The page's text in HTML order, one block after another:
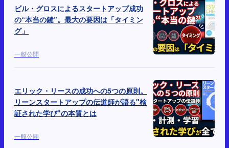
ビル・グロスによるスタートアップ成功
の“本当の鍵”。最大の要因は「タイミン
グ」
一般公開
エリック・リースの成功への5つの原則。
リーンスタートアップの伝道師が語る"検
証された学び"の本質とは
一般公開